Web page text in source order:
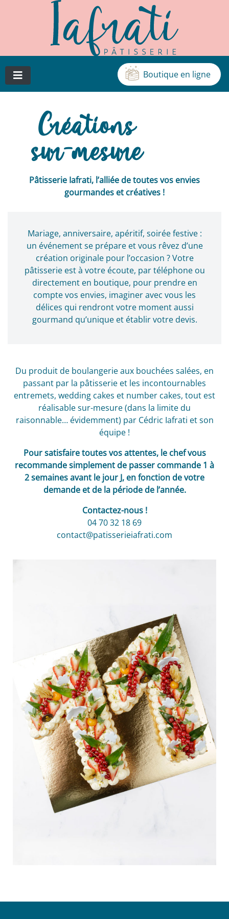
Patisserie Iafrati
Cédric Iafrati, artisan pâtissier, chocolatier et glacier à
Boutique en ligne
Créations
sur-mesure
Pâtisserie Iafrati, l’alliée de toutes vos envies
gourmandes et créatives !
Mariage, anniversaire, apéritif, soirée festive :
un événement se prépare et vous rêvez d’une
création originale pour l’occasion ? Votre
pâtisserie est à votre écoute, par téléphone ou
directement en boutique, pour prendre en
compte vos envies, imaginer avec vous les
délices qui rendront votre moment aussi
gourmand qu’unique et établir votre devis.
Du produit de boulangerie aux bouchées salées, en
passant par la pâtisserie et les incontournables
entremets, wedding cakes et number cakes, tout est
réalisable sur-mesure (dans la limite du
raisonnable… évidemment) par Cédric Iafrati et son
équipe !
Pour satisfaire toutes vos attentes, le chef vous
recommande simplement de passer commande 1 à
2 semaines avant le jour J, en fonction de votre
demande et de la période de l’année.
Contactez-nous !
04 70 32 18 69
contact@patisserieiafrati.com